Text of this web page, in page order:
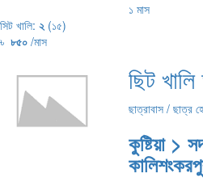
১ মাস
সিট খালি: ২ (১৫)
৳ ৮৫০ /মাস
ছিট
ছাত্রাবাস / ছাত্র
কুষ্টিয়া >